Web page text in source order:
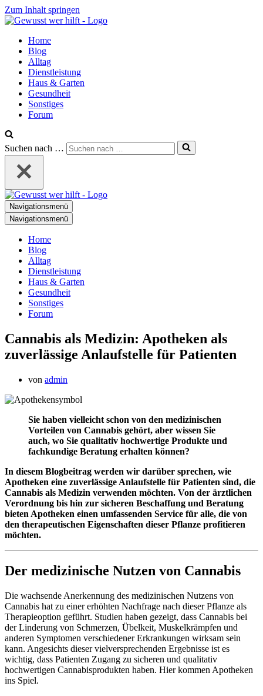
Zum Inhalt springen
Home
Blog
Alltag
Dienstleistung
Haus & Garten
Gesundheit
Sonstiges
Forum
Suchen nach …
Navigationsmenü
Navigationsmenü
Home
Blog
Alltag
Dienstleistung
Haus & Garten
Gesundheit
Sonstiges
Forum
Cannabis als Medizin: Apotheken als
zuverlässige Anlaufstelle für Patienten
von admin
Sie haben vielleicht schon von den medizinischen
Vorteilen von Cannabis gehört, aber wissen Sie
auch, wo Sie qualitativ hochwertige Produkte und
fachkundige Beratung erhalten können?
In diesem Blogbeitrag werden wir darüber sprechen, wie
Apotheken eine zuverlässige Anlaufstelle für Patienten sind, die
Cannabis als Medizin verwenden möchten. Von der ärztlichen
Verordnung bis hin zur sicheren Beschaffung und Beratung
bieten Apotheken einen umfassenden Service für alle, die von
den therapeutischen Eigenschaften dieser Pflanze profitieren
möchten.
Der medizinische Nutzen von Cannabis
Die wachsende Anerkennung des medizinischen Nutzens von
Cannabis hat zu einer erhöhten Nachfrage nach dieser Pflanze als
Therapieoption geführt. Studien haben gezeigt, dass Cannabis bei
der Linderung von Schmerzen, Übelkeit, Muskelkrämpfen und
anderen Symptomen verschiedener Erkrankungen wirksam sein
kann. Angesichts dieser vielversprechenden Ergebnisse ist es
wichtig, dass Patienten Zugang zu sicheren und qualitativ
hochwertigen Cannabisprodukten haben. Hier kommen Apotheken
ins Spiel.